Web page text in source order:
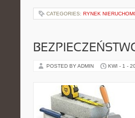
CATEGORIES: RYNEK
POSTED BY ADMIN KWI - 1 -